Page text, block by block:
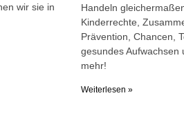
wir sie in
Handeln
Kinderrechte,
Prävention, Chancen,
gesundes Aufwachsen
mehr!
Weiterlesen »